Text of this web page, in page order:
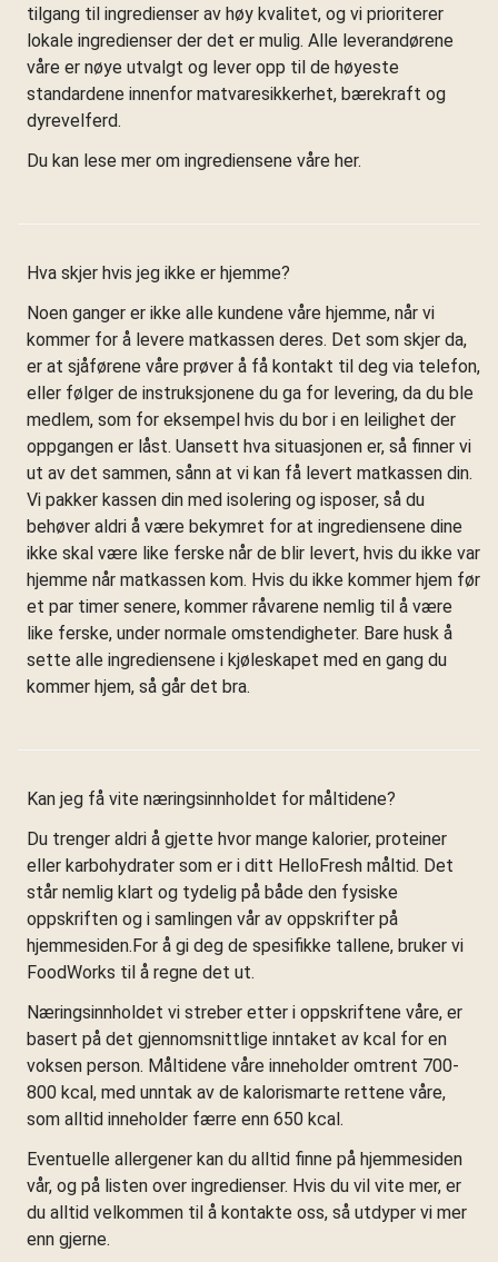
tilgang til ingredienser av høy kvalitet, og vi prioriterer
lokale ingredienser der det er mulig. Alle leverandørene
våre er nøye utvalgt og lever opp til de høyeste
standardene innenfor matvaresikkerhet, bærekraft og
dyrevelferd.
Du kan lese mer om ingrediensene våre her.
Hva skjer hvis jeg ikke er hjemme?
Noen ganger er ikke alle kundene våre hjemme, når vi
kommer for å levere matkassen deres. Det som skjer da,
er at sjåførene våre prøver å få kontakt til deg via telefon,
eller følger de instruksjonene du ga for levering, da du ble
medlem, som for eksempel hvis du bor i en leilighet der
oppgangen er låst. Uansett hva situasjonen er, så finner vi
ut av det sammen, sånn at vi kan få levert matkassen din.
Vi pakker kassen din med isolering og isposer, så du
behøver aldri å være bekymret for at ingrediensene dine
ikke skal være like ferske når de blir levert, hvis du ikke var
hjemme når matkassen kom. Hvis du ikke kommer hjem før
et par timer senere, kommer råvarene nemlig til å være
like ferske, under normale omstendigheter. Bare husk å
sette alle ingrediensene i kjøleskapet med en gang du
kommer hjem, så går det bra.
Kan jeg få vite næringsinnholdet for måltidene?
Du trenger aldri å gjette hvor mange kalorier, proteiner
eller karbohydrater som er i ditt HelloFresh måltid. Det
står nemlig klart og tydelig på både den fysiske
oppskriften og i samlingen vår av oppskrifter på
hjemmesiden.For å gi deg de spesifikke tallene, bruker vi
FoodWorks til å regne det ut.
Næringsinnholdet vi streber etter i oppskriftene våre, er
basert på det gjennomsnittlige inntaket av kcal for en
voksen person. Måltidene våre inneholder omtrent 700-
800 kcal, med unntak av de kalorismarte rettene våre,
som alltid inneholder færre enn 650 kcal.
Eventuelle allergener kan du alltid finne på hjemmesiden
vår, og på listen over ingredienser. Hvis du vil vite mer, er
du alltid velkommen til å kontakte oss, så utdyper vi mer
enn gjerne.